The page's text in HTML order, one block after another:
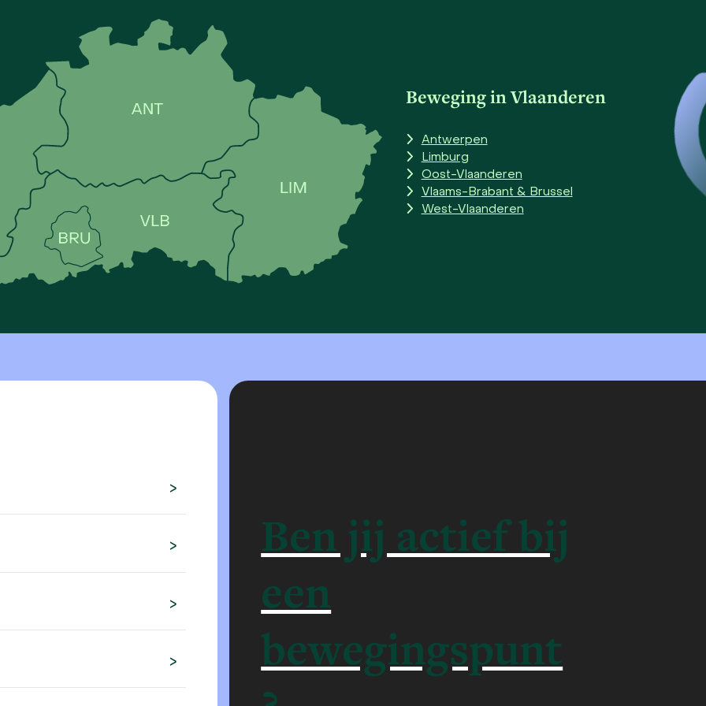
Beweging in Vlaanderen
Antwerpen
Limburg
Oost-Vlaanderen
Vlaams-Brabant & Brussel
West-Vlaanderen
Ben jij actief bij
een
bewegingspunt